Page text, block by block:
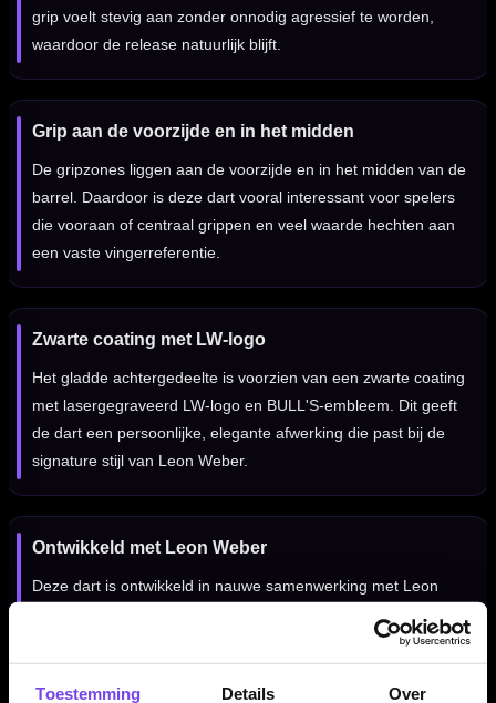
Toestemming Details Over
grip voelt stevig aan zonder onnodig agressief te worden,
waardoor de release natuurlijk blijft.
Grip aan de voorzijde en in het midden
De gripzones liggen aan de voorzijde en in het midden van de
barrel. Daardoor is deze dart vooral interessant voor spelers
die vooraan of centraal grippen en veel waarde hechten aan
een vaste vingerreferentie.
Zwarte coating met LW-logo
Het gladde achtergedeelte is voorzien van een zwarte coating
met lasergegraveerd LW-logo en BULL'S-embleem. Dit geeft
de dart een persoonlijke, elegante afwerking die past bij de
signature stijl van Leon Weber.
Ontwikkeld met Leon Weber
Deze dart is ontwikkeld in nauwe samenwerking met Leon
op precisie, individualiteit en een gecontroleerde worp voor
spelers die meer zoeken dan een standaard dart.